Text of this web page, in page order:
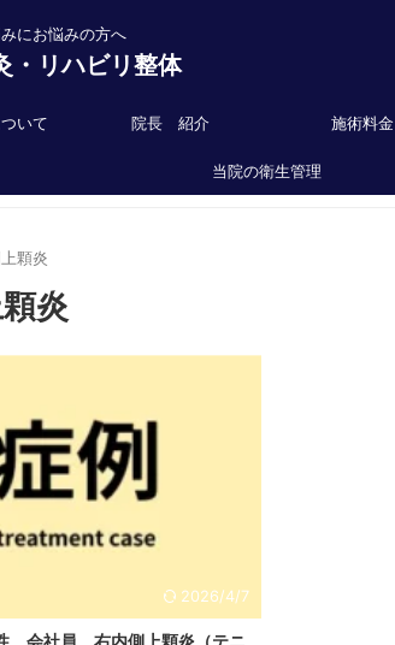
にお悩みの方へ
・リハビリ整体
いて 院長 紹介 施術料金
当院の衛生管理
顆炎
炎
2026/4/7